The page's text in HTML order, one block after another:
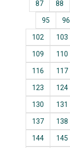
87 88
95 96
102 103
109 110
116 117
123 124
130 131
137 138
144 145